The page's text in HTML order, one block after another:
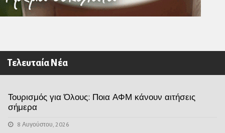
Τελευταία Νέα
Τουρισμός για Όλους: Ποια ΑΦΜ κάνουν αιτήσεις
σήμερα
8 Αυγούστου, 2026